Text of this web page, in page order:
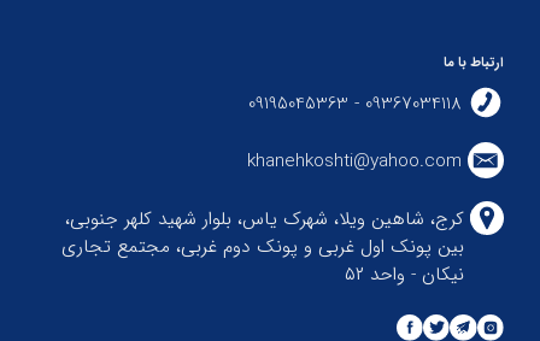
ارتباط با ما
09367034118 - 09195045363
khanehkoshti@yahoo.com
کرج، شاهین ویلا، شهرک یاس، بلوار شهید کلهر جنوبی،
بین پونک اول غربی و پونک دوم غربی، مجتمع تجاری
نیکان - واحد ۵۲